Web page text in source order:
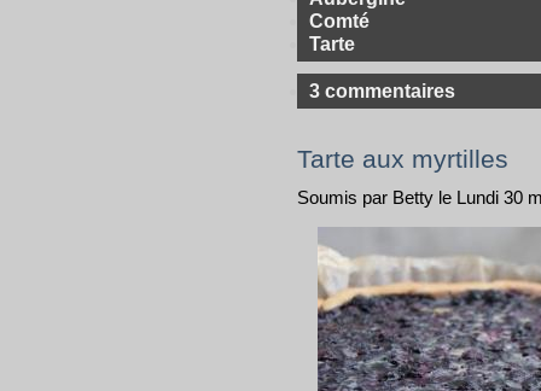
Comté
Tarte
3 commentaires
Tarte aux myrtilles
Soumis par Betty le Lundi 30